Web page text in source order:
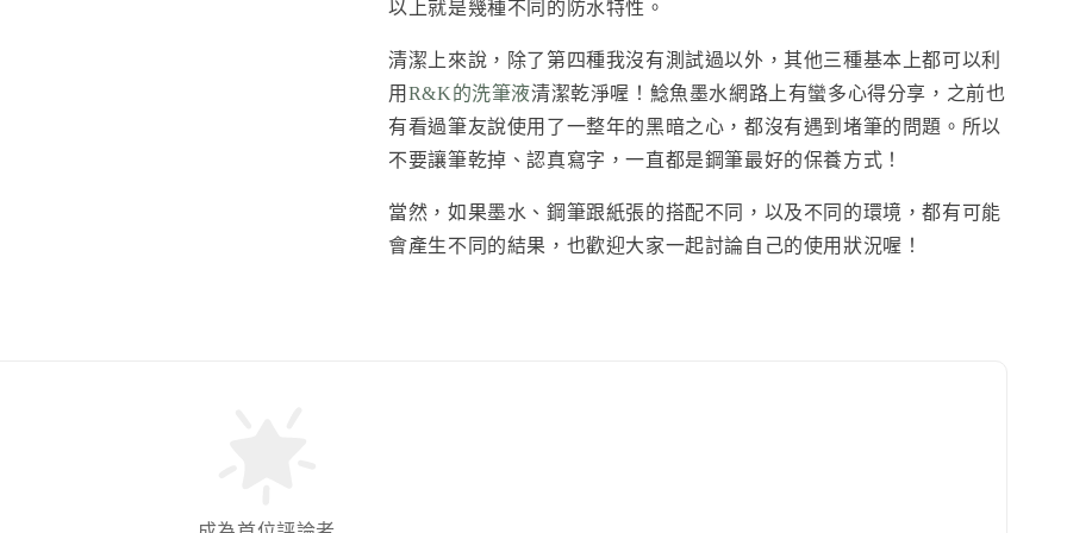
以上就是幾種不同的防水特性。
清潔上來說，除了第四種我沒有測試過以外，其他三種基本上都可以利
用 R&K的洗筆液清潔乾淨喔！鯰魚墨水網路上有蠻多心得分享，之前也
有看過筆友說使用了一整年的黑暗之心，都沒有遇到堵筆的問題。所以
不要讓筆乾掉、認真寫字，一直都是鋼筆最好的保養方式！
當然，如果墨水、鋼筆跟紙張的搭配不同，以及不同的環境，都有可能
會產生不同的結果，也歡迎大家一起討論自己的使用狀況喔！